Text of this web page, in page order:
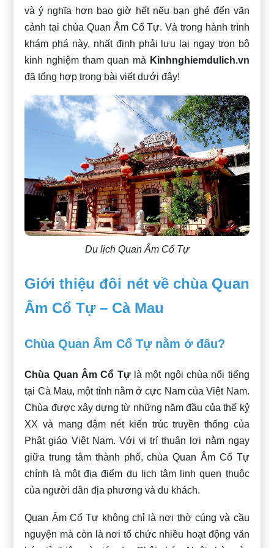
và ý nghĩa hơn bao giờ hết nếu bạn ghé đến vãn
cảnh tại chùa Quan Âm Cổ Tự. Và trong hành trình
khám phá này, nhất định phải lưu lại ngay trọn bộ
kinh nghiệm tham quan mà Kinhnghiemdulich.vn
đã tổng hợp trong bài viết dưới đây!
Du lịch Quan Âm Cổ Tự
Giới thiệu đôi nét về chùa Quan
Âm Cổ Tự – Cà Mau
Chùa Quan Âm Cổ Tự nằm ở đâu?
Chùa Quan Âm Cổ Tựlà một ngôi chùa nổi tiếng
tại Cà Mau, một tỉnh nằm ở cực Nam của Việt Nam.
Chùa được xây dựng từ những năm đầu của thế kỷ
XX và mang đậm nét kiến trúc truyền thống của
Phật giáo Việt Nam. Với vị trí thuận lợi nằm ngay
giữa trung tâm thành phố, chùa Quan Âm Cổ Tự
chính là một địa điểm du lịch tâm linh quen thuộc
của người dân địa phương và du khách.
Quan Âm Cổ Tự không chỉ là nơi thờ cúng và cầu
nguyện mà còn là nơi tổ chức nhiều hoạt động văn